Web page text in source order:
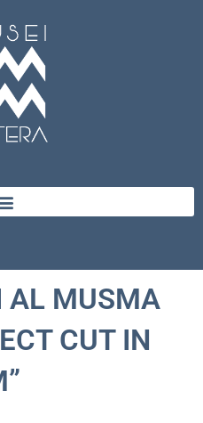
AL MUSMA
CUT IN